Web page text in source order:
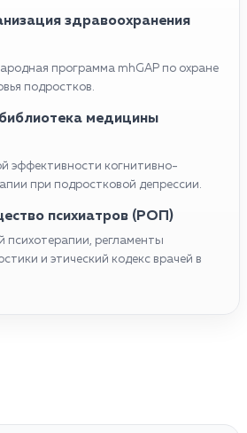
здравоохранения
программа mhGAP по охране
подростков.
медицины
эффективности когнитивно-
при подростковой депрессии.
психиатров (РОП)
психотерапии, регламенты
и этический кодекс врачей в